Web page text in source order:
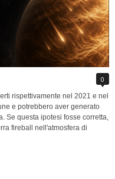
0
rispettivamente nel 2021 e nel
e potrebbero aver generato
Se questa ipotesi fosse corretta,
fireball nell'atmosfera di